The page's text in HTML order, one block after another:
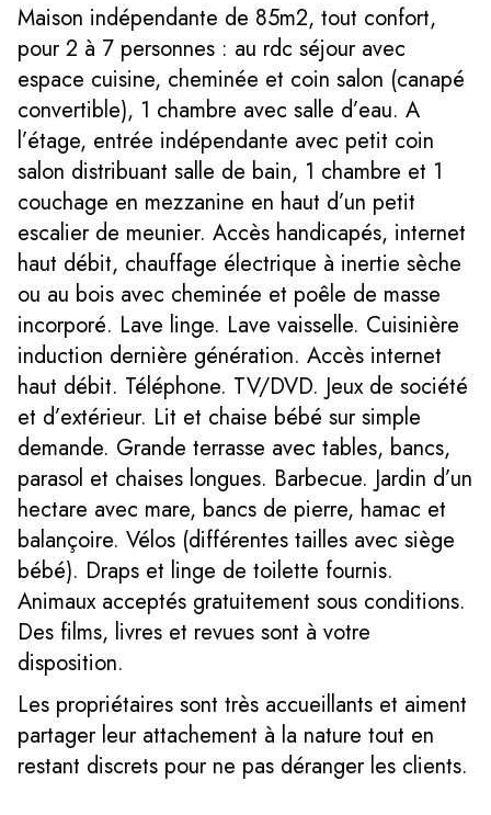
Maison indépendante de 85m2, tout confort,
pour 2 à 7 personnes : au rdc séjour avec
espace cuisine, cheminée et coin salon (canapé
convertible), 1 chambre avec salle d’eau. A
l’étage, entrée indépendante avec petit coin
salon distribuant salle de bain, 1 chambre et 1
couchage en mezzanine en haut d’un petit
escalier de meunier. Accès handicapés, internet
haut débit, chauffage électrique à inertie sèche
ou au bois avec cheminée et poêle de masse
incorporé. Lave linge. Lave vaisselle. Cuisinière
induction dernière génération. Accès internet
haut débit. Téléphone. TV/DVD. Jeux de société
et d’extérieur. Lit et chaise bébé sur simple
demande. Grande terrasse avec tables, bancs,
parasol et chaises longues. Barbecue. Jardin d’un
hectare avec mare, bancs de pierre, hamac et
balançoire. Vélos (différentes tailles avec siège
bébé). Draps et linge de toilette fournis.
Animaux acceptés gratuitement sous conditions.
Des films, livres et revues sont à votre
disposition.
Les propriétaires sont très accueillants et aiment
partager leur attachement à la nature tout en
restant discrets pour ne pas déranger les clients.